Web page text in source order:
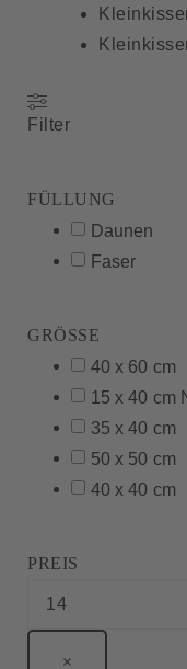
Filter
FÜLLUNG
Daunen
Faser
GRÖSSE
40 x 60 cm
15 x 40 cm
35 x 40 cm
50 x 50 cm
40 x 40 cm
PREIS
×